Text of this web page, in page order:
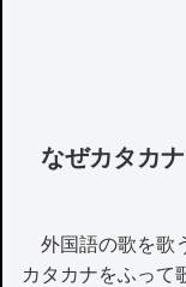
なぜカタカ
外国語の歌を歌
カタカナをふって